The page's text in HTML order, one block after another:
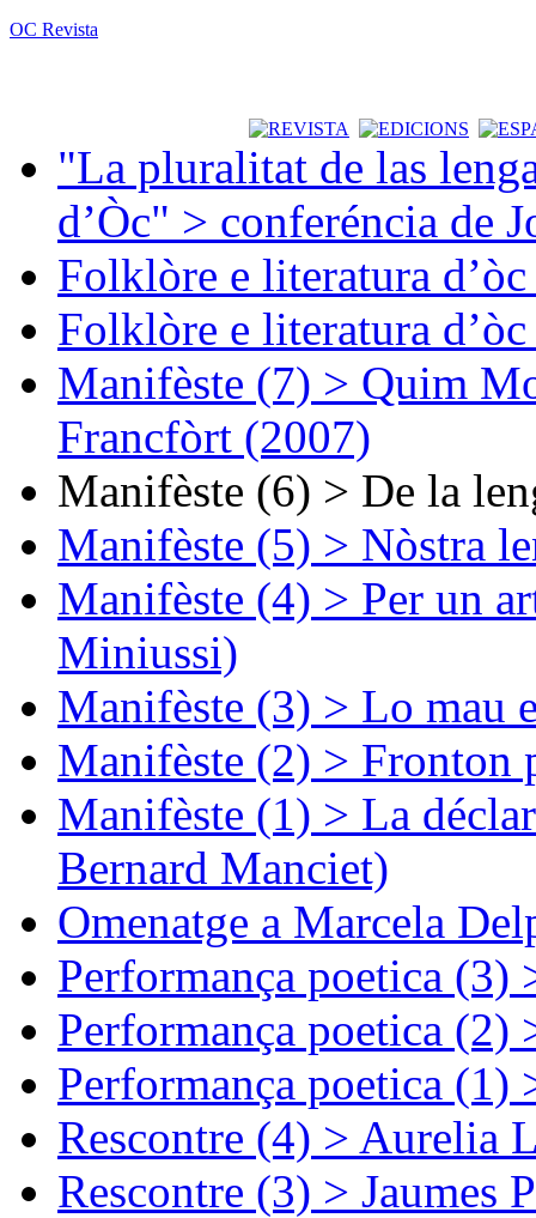
OC Revista
"La pluralitat de las
d’Òc" > conferéncia de
Folklòre e literatura
Folklòre e literatura
Manifèste (7) > Quim
Francfòrt (2007)
Manifèste (6) > De la
Manifèste (5) > Nòstra
Manifèste (4) > Per un
Miniussi)
Manifèste (3) > Lo mau
Manifèste (2) > Fronton
Manifèste (1) > La
Bernard Manciet)
Omenatge a Marcela
Performança poetica (3)
Performança poetica (2)
Performança poetica (1)
Rescontre (4) > Aurelia
Rescontre (3) > Jaumes